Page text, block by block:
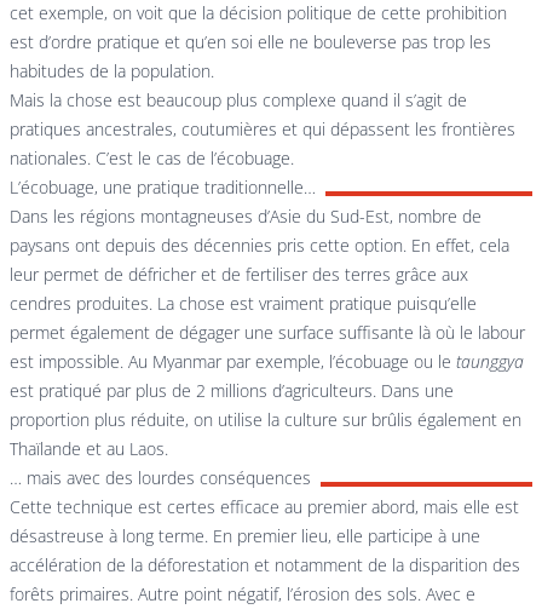
cet exemple, on voit que la décision politique de cette prohibition
est d’ordre pratique et qu’en soi elle ne bouleverse pas trop les
habitudes de la population.
Mais la chose est beaucoup plus complexe quand il s’agit de
pratiques ancestrales, coutumières et qui dépassent les frontières
nationales. C’est le cas de l’écobuage.
L’écobuage, une pratique traditionnelle…
Dans les régions montagneuses d’Asie du Sud-Est, nombre de
paysans ont depuis des décennies pris cette option. En effet, cela
leur permet de défricher et de fertiliser des terres grâce aux
cendres produites. La chose est vraiment pratique puisqu’elle
permet également de dégager une surface suffisante là où le labour
est impossible. Au Myanmar par exemple, l’écobuage ou le taunggya
est pratiqué par plus de 2 millions d’agriculteurs. Dans une
proportion plus réduite, on utilise la culture sur brûlis également en
Thaïlande et au Laos.
… mais avec des lourdes conséquences
Cette technique est certes efficace au premier abord, mais elle est
désastreuse à long terme. En premier lieu, elle participe à une
accélération de la déforestation et notamment de la disparition des
forêts primaires. Autre point négatif, l’érosion des sols. Avec e